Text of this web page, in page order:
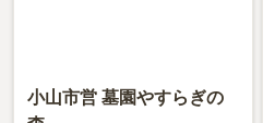
小山市営 墓園やすらぎの